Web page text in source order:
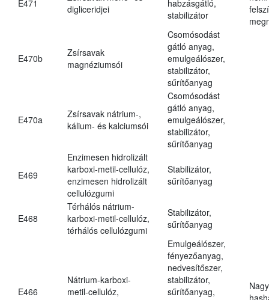
E471
digliceridjei
habzásgátló,
stabilizátor
E470b
Zsírsavak
magnéziumsói
Csomósodást
gátló anyag,
emulgeálószer,
stabilizátor,
sűrítőanyag
E470a
Zsírsavak nátrium-,
kálium- és kalciumsói
Csomósodást
gátló anyag,
emulgeálószer,
stabilizátor,
sűrítőanyag
E469
Enzimesen hidrolizált
karboxi-metil-cellulóz,
enzimesen hidrolizált
cellulózgumi
Stabilizátor,
sűrítőanyag
E468
Térhálós nátrium-
karboxi-metil-cellulóz,
térhálós cellulózgumi
Stabilizátor,
sűrítőanyag
E466
Nátrium-karboxi-
metil-cellulóz,
Emulgeálószer,
fényezőanyag,
nedvesítőszer,
stabilizátor,
sűrítőanyag,